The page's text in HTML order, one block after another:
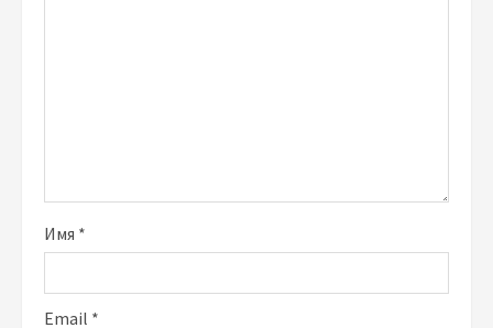
Имя *
Email *